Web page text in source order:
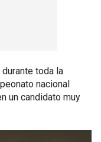
toda la
nacional
un candidato muy